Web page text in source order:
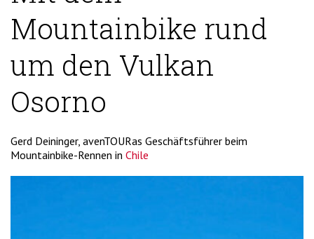
Mountainbike rund
um den Vulkan
Osorno
Gerd Deininger, avenTOURas Geschäftsführer beim
Mountainbike-Rennen in Chile